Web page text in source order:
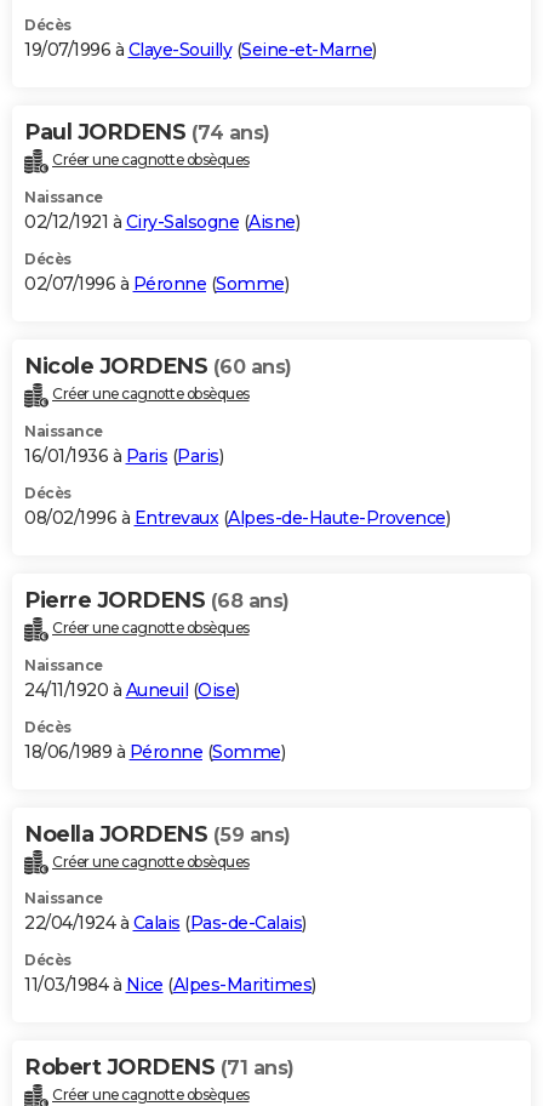
Décès
19/07/1996 à Claye-Souilly(Seine-et-Marne)
Paul JORDENS (74 ans)
Créer une cagnotte obsèques
Naissance
02/12/1921 à Ciry-Salsogne (Aisne)
Décès
02/07/1996 à Péronne (Somme)
Nicole JORDENS (60 ans)
Créer une cagnotte obsèques
Naissance
16/01/1936 à Paris (Paris)
Décès
08/02/1996 à Entrevaux(Alpes-de-Haute-Provence)
Pierre JORDENS (68 ans)
Créer une cagnotte obsèques
Naissance
24/11/1920 à Auneuil (Oise)
Décès
18/06/1989 à Péronne (Somme)
Noella JORDENS (59 ans)
Créer une cagnotte obsèques
Naissance
22/04/1924 à Calais (Pas-de-Calais)
Décès
11/03/1984 à Nice (Alpes-Maritimes)
Robert JORDENS (71 ans)
Créer une cagnotte obsèques